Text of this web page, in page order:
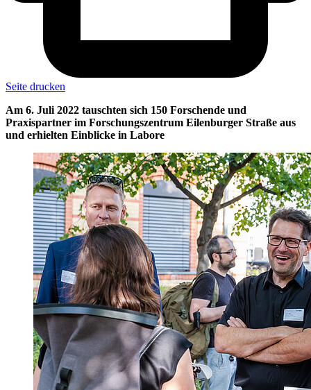
Seite drucken
Am 6. Juli 2022 tauschten sich 150 Forschende und
Praxispartner im Forschungszentrum Eilenburger Straße aus
und erhielten Einblicke in Labore